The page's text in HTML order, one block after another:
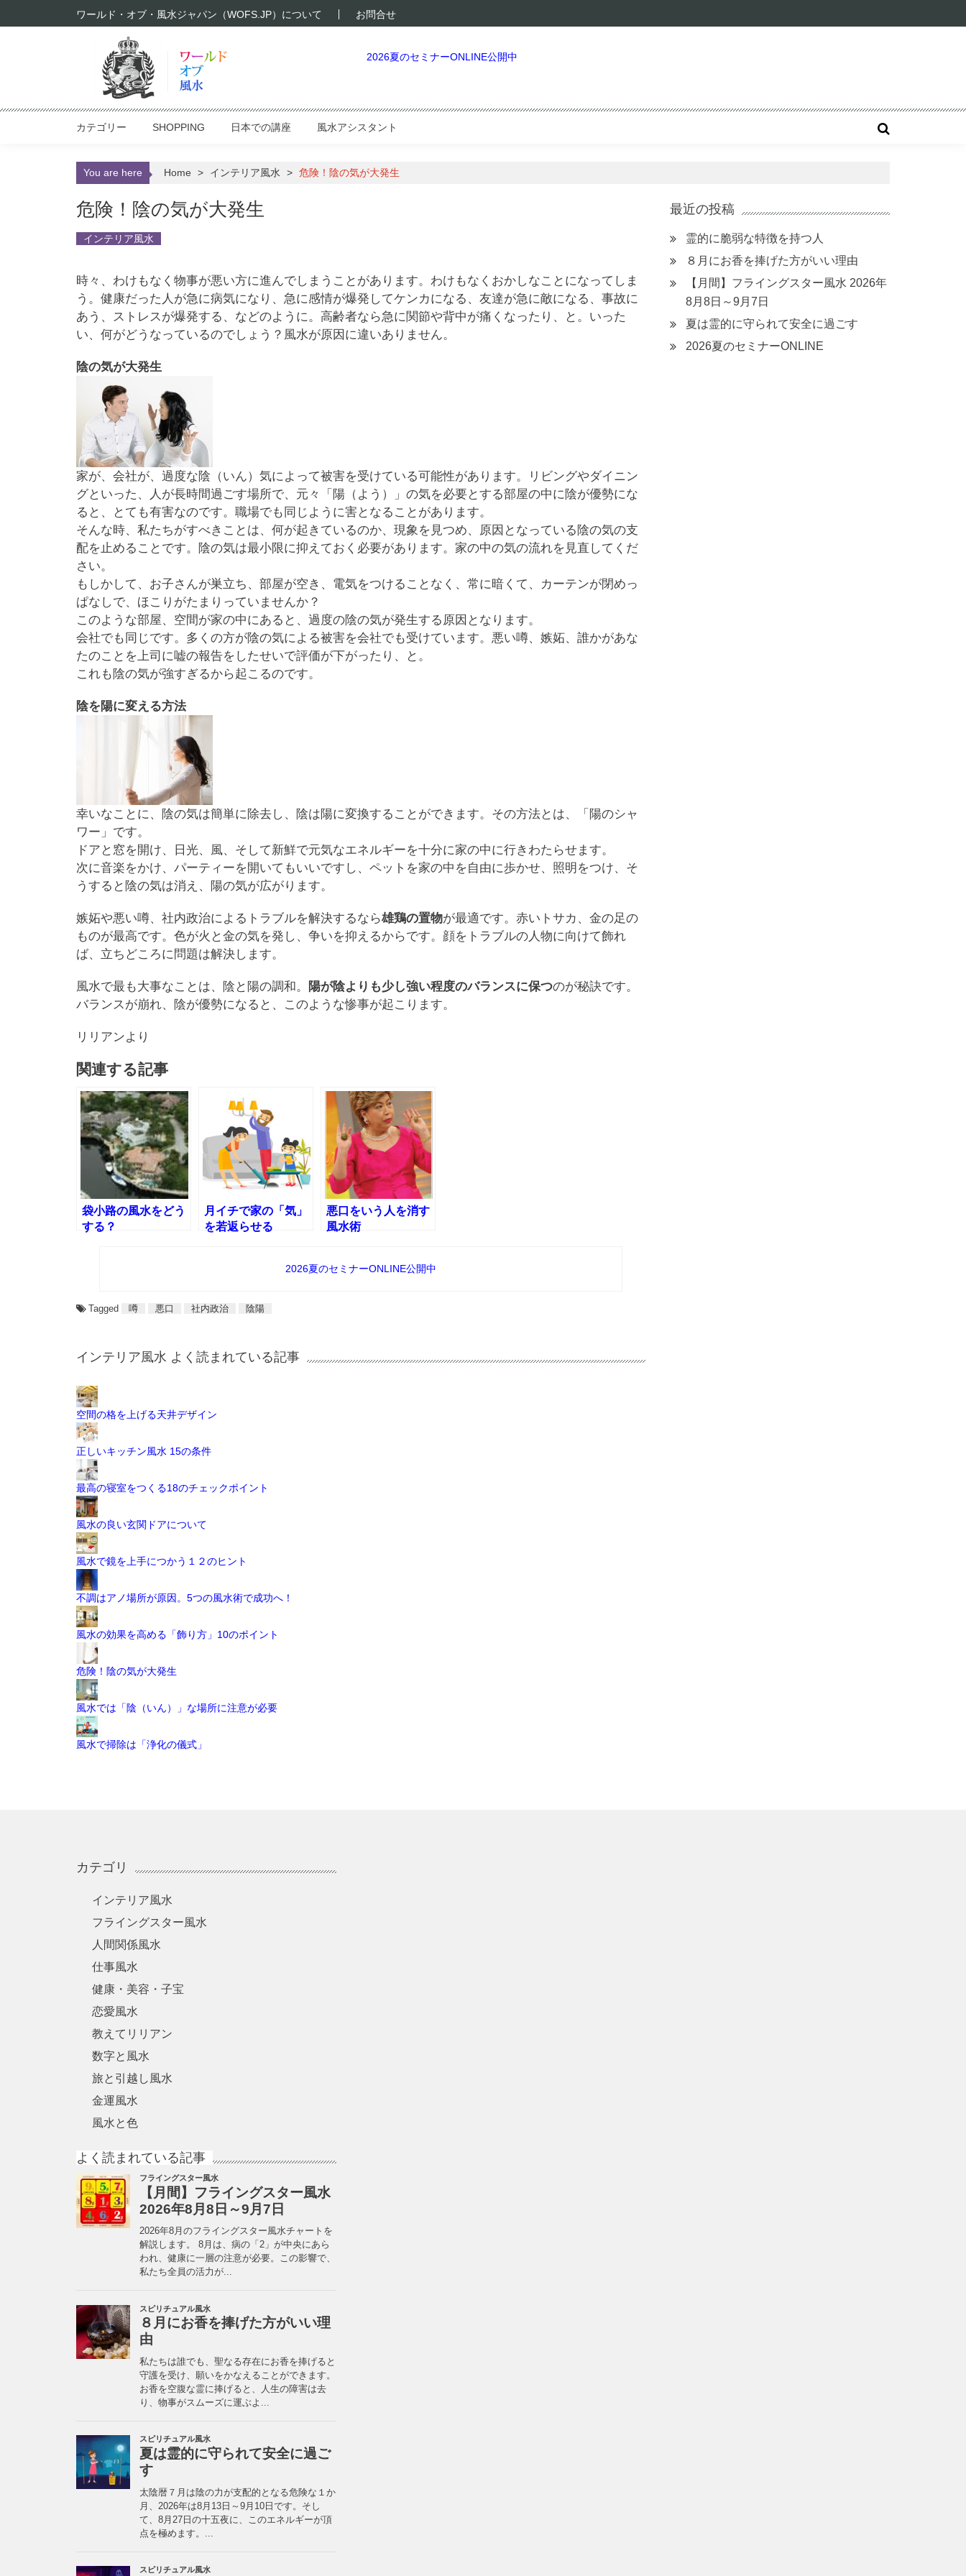
ワールド・オブ・風水ジャパン（WOFS.JP）について お問合せ
2026夏のセミナーONLINE公開中
カテゴリー SHOPPING 日本での講座 風水アシスタント
You are here Home > インテリア風水 > 危険！陰の気が大発生
危険！陰の気が大発生
インテリア風水
時々、わけもなく物事が悪い方に進んでしまうことがあります。わけもなくおかしなことになってしま
う。健康だった人が急に病気になり、急に感情が爆発してケンカになる、友達が急に敵になる、事故に
あう、ストレスが爆発する、などのように。高齢者なら急に関節や背中が痛くなったり、と。いった
い、何がどうなっているのでしょう？風水が原因に違いありません。
陰の気が大発生
家が、会社が、過度な陰（いん）気によって被害を受けている可能性があります。リビングやダイニン
グといった、人が長時間過ごす場所で、元々「陽（よう）」の気を必要とする部屋の中に陰が優勢にな
ると、とても有害なのです。職場でも同じように害となることがあります。
そんな時、私たちがすべきことは、何が起きているのか、現象を見つめ、原因となっている陰の気の支
配を止めることです。陰の気は最小限に抑えておく必要があります。家の中の気の流れを見直してくだ
さい。
もしかして、お子さんが巣立ち、部屋が空き、電気をつけることなく、常に暗くて、カーテンが閉めっ
ぱなしで、ほこりがたまりっていませんか？
このような部屋、空間が家の中にあると、過度の陰の気が発生する原因となります。
会社でも同じです。多くの方が陰の気による被害を会社でも受けています。悪い噂、嫉妬、誰かがあな
たのことを上司に嘘の報告をしたせいで評価が下がったり、と。
これも陰の気が強すぎるから起こるのです。
陰を陽に変える方法
幸いなことに、陰の気は簡単に除去し、陰は陽に変換することができます。その方法とは、「陽のシャ
ワー」です。
ドアと窓を開け、日光、風、そして新鮮で元気なエネルギーを十分に家の中に行きわたらせます。
次に音楽をかけ、パーティーを開いてもいいですし、ペットを家の中を自由に歩かせ、照明をつけ、そ
うすると陰の気は消え、陽の気が広がります。
嫉妬や悪い噂、社内政治によるトラブルを解決するなら雄鶏の置物が最適です。赤いトサカ、金の足の
ものが最高です。色が火と金の気を発し、争いを抑えるからです。顔をトラブルの人物に向けて飾れ
ば、立ちどころに問題は解決します。
風水で最も大事なことは、陰と陽の調和。 陽が陰よりも少し強い程度のバランスに保つのが秘訣です。
バランスが崩れ、陰が優勢になると、このような惨事が起こります。
リリアンより
関連する記事
袋小路の風水をどう
する？
月イチで家の「気」
を若返らせる
悪口をいう人を消す
風水術
2026夏のセミナーONLINE公開中
Tagged 噂 悪口 社内政治 陰陽
インテリア風水 よく読まれている記事
空間の格を上げる天井デザイン
正しいキッチン風水 15の条件
最高の寝室をつくる18のチェックポイント
風水の良い玄関ドアについて
風水で鏡を上手につかう１２のヒント
不調はアノ場所が原因。5つの風水術で成功へ！
風水の効果を高める「飾り方」10のポイント
危険！陰の気が大発生
風水では「陰（いん）」な場所に注意が必要
風水で掃除は「浄化の儀式」
最近の投稿
霊的に脆弱な特徴を持つ人
８月にお香を捧げた方がいい理由
【月間】フライングスター風水 2026年
8月8日～9月7日
夏は霊的に守られて安全に過ごす
2026夏のセミナーONLINE
カテゴリ
インテリア風水
フライングスター風水
人間関係風水
仕事風水
健康・美容・子宝
恋愛風水
教えてリリアン
数字と風水
旅と引越し風水
金運風水
風水と色
よく読まれている記事